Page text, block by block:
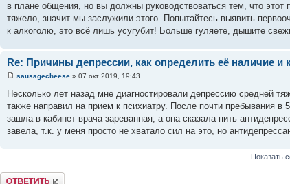
в плане общения, но вы должны руководствоваться тем, что
тяжело, значит мы заслужили этого. Попытайтесь выявить
к алкоголю, это всё лишь усугубит! Больше гуляете, дышите
Re: Причины депрессии, как определить её наличие и
sausagecheese » 07 окт 2019, 19:43
Несколько лет назад мне диагностировали депрессию средней
также направил на прием к психиатру. После почти пребывания
зашла в кабинет врача зареванная, а она сказала пить
завела, т.к. у меня просто не хватало сил на это, но
Показать
Ответить